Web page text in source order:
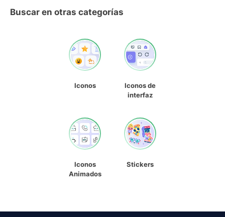
Buscar en otras categorías
Iconos
Iconos de
interfaz
Iconos
Animados
Stickers